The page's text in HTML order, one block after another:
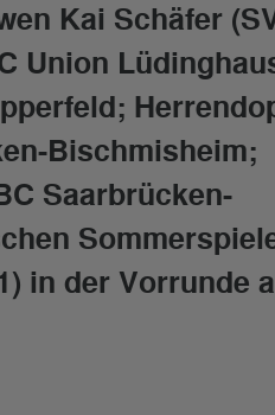
Kai Schäfer
Union
Bischmisheim;
Saarbrücken-
in der Vorrunde